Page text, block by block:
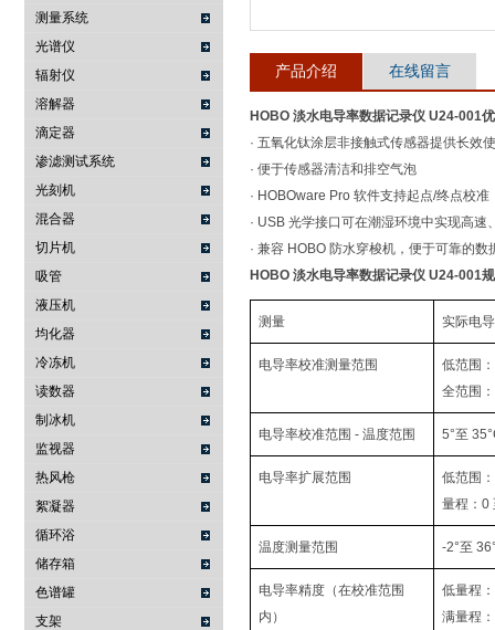
测量系统
光谱仪
辐射仪
溶解器
滴定器
渗滤测试系统
光刻机
混合器
切片机
吸管
液压机
均化器
冷冻机
读数器
制冰机
监视器
热风枪
絮凝器
循环浴
储存箱
色谱罐
支架
产品介绍 在线留言
HOBO 淡水电导率数据记录仪 U24-001
· 五氧化钛涂层非接触式传感器提供长效
· 便于传感器清洁和排空气泡
· HOBOware Pro 软件支持起点/终点校
· USB 光学接口可在潮湿环境中实现高速
· 兼容 HOBO 防水穿梭机，便于可靠的数
HOBO 淡水电导率数据记录仪 U24-001
测量 实际电
电导率校准测量范围
低范围
全范围
电导率校准范围 - 温度范围 5°至
电导率扩展范围
低范围
量程：0
温度测量范围 -2°至
电导率精度（在校准范围
内）
低量程
满量程